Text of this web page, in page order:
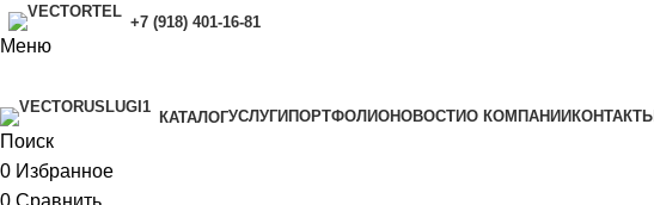
+7 (918) 401-16-81
Меню
КАТАЛОГУСЛУГИ ПОРТФОЛИОНОВОСТИO КОМПАНИИ КОНТАКТЫ
Поиск
0 Избранное
0 Сравнить